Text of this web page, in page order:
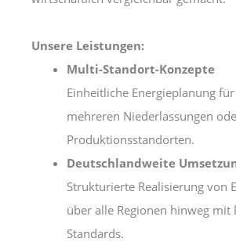
Unsere Leistungen:
Multi-Standort-Konzepte
Einheitliche Energieplanung
mehreren Niederlassungen
Produktionsstandorten.
Deutschlandweite
Strukturierte Realisierung von
über alle Regionen hinweg mit
Standards.